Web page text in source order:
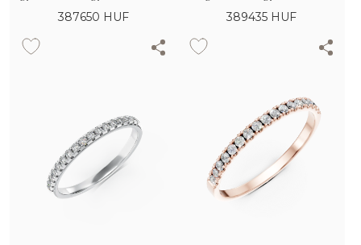
387650 HUF
gyémántokkal
389435 HUF